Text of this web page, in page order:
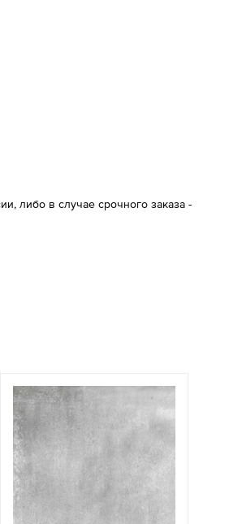
либо в случае срочного заказа -